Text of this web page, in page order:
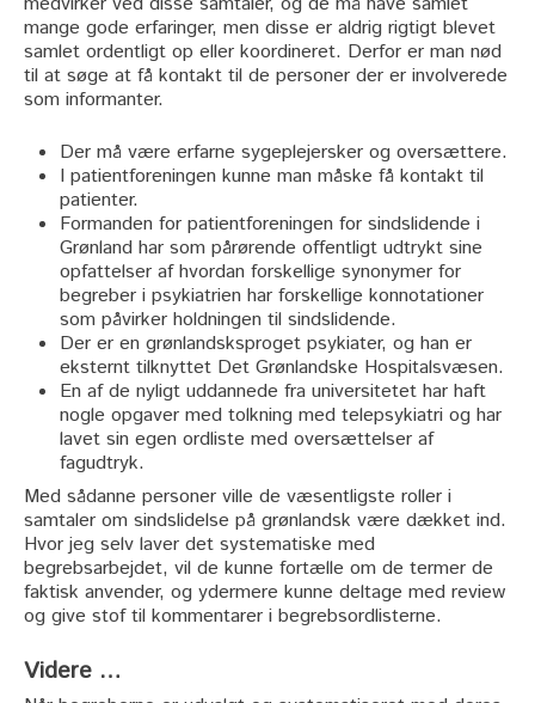
mange gode erfaringer, men disse er aldrig rigtigt blevet
samlet ordentligt op eller koordineret. Derfor er man nød
til at søge at få kontakt til de personer der er involverede
som informanter.
Der må være erfarne sygeplejersker og oversættere.
I patientforeningen kunne man måske få kontakt til
patienter.
Formanden for patientforeningen for sindslidende i
Grønland har som pårørende offentligt udtrykt sine
opfattelser af hvordan forskellige synonymer for
begreber i psykiatrien har forskellige konnotationer
som påvirker holdningen til sindslidende.
Der er en grønlandsksproget psykiater, og han er
eksternt tilknyttet Det Grønlandske Hospitalsvæsen.
En af de nyligt uddannede fra universitetet har haft
nogle opgaver med tolkning med telepsykiatri og har
lavet sin egen ordliste med oversættelser af
fagudtryk.
Med sådanne personer ville de væsentligste roller i
samtaler om sindslidelse på grønlandsk være dækket ind.
Hvor jeg selv laver det systematiske med
begrebsarbejdet, vil de kunne fortælle om de termer de
faktisk anvender, og ydermere kunne deltage med review
og give stof til kommentarer i begrebsordlisterne.
Videre …